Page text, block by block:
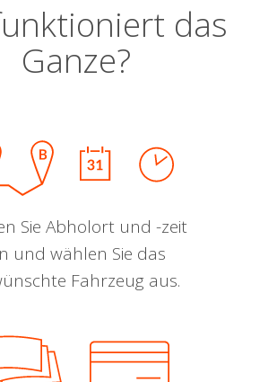
das
Ganze?
Sie Abholort und -zeit
und wählen Sie das
Fahrzeug aus.